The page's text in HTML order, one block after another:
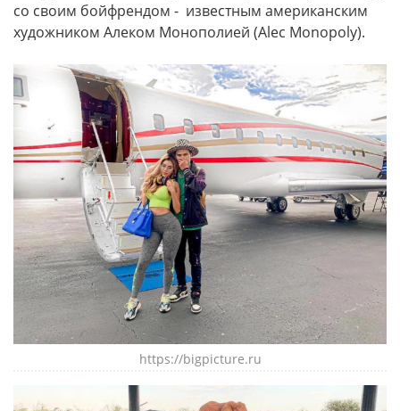
со своим бойфрендом - известным американским
художником Алеком Монополией (Alec Monopoly).
https://bigpicture.ru